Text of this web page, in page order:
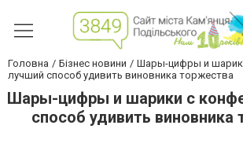
Головна Бізнес новини
Шары-цифры и
лучший способ удивить виновника торжества
Шары-цифры и шарики с
способ удивить виновника